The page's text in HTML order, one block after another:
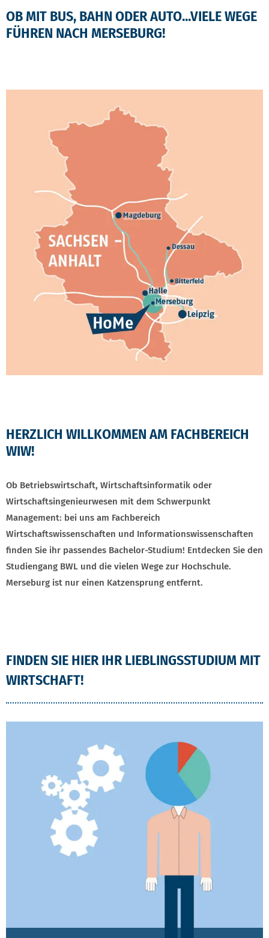
OB MIT BUS, BAHN ODER AUTO...VIELE WEGE
FÜHREN NACH MERSEBURG!
HERZLICH WILLKOMMEN AM FACHBEREICH
WIW!
Ob Betriebswirtschaft, Wirtschaftsinformatik oder
Wirtschaftsingenieurwesen mit dem Schwerpunkt
Management: bei uns am Fachbereich
Wirtschaftswissenschaften und Informationswissenschaften
finden Sie ihr passendes Bachelor-Studium! Entdecken Sie den
Studiengang BWL und die vielen Wege zur Hochschule.
Merseburg ist nur einen Katzensprung entfernt.
FINDEN SIE HIER IHR LIEBLINGSSTUDIUM MIT
WIRTSCHAFT!